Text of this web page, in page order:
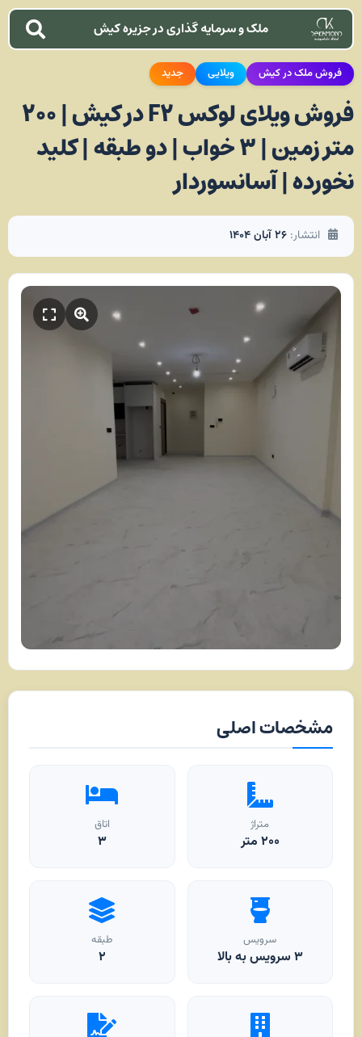
ملک و سرمایه گذاری در جزیره کیش
فروش ملک در کیش ویلایی جدید
فروش ویلای لوکس F2 در کیش | ۲۰۰
متر زمین | ۳ خواب | دو طبقه | کلید
نخورده | آسانسوردار
انتشار: ۲۶ آبان ۱۴۰۴
مشخصات اصلی
متراژ
۲۰۰ متر
اتاق
۳
سرویس
۳ سرویس به بالا
طبقه
۲